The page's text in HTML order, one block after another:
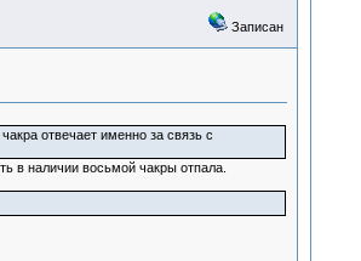
Записан
отвечает именно за связь с
в наличии восьмой чакры отпала.